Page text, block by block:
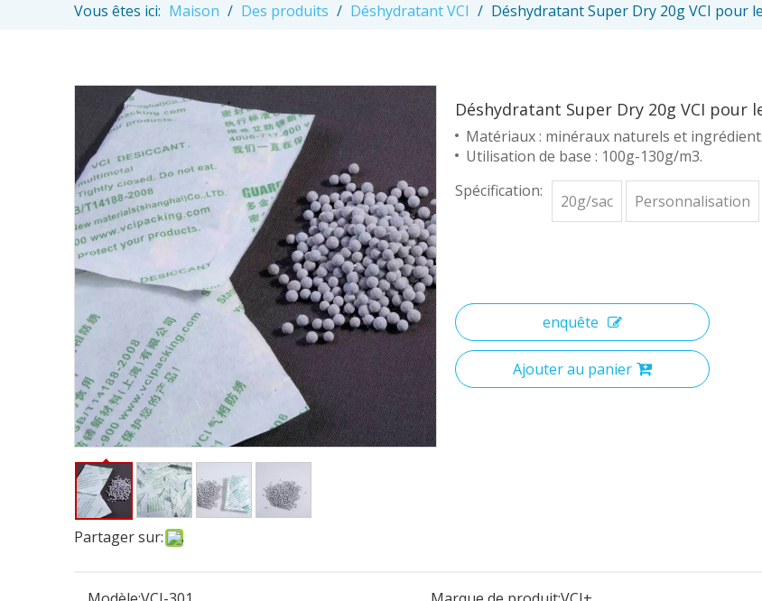
Vous êtes ici: Maison / Des produits / Déshydratant VCI / Déshydratant Super Dry 20g VCI pour
Partager sur:
Déshydratant Super Dry 20g VCI pour
Matériaux : minéraux naturels et
Utilisation de base : 100g-130g/m3.
Spécification:
20g/sac Personnalisation
enquête
Ajouter au panier